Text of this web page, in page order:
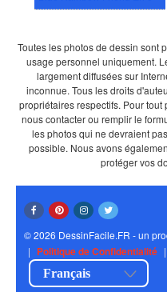
Toutes les photos de dessin sont
usage personnel uniquement.
largement diffusées sur
inconnue. Tous les droits
propriétaires respectifs. Pour
nous contacter ou remplir le
les photos qui ne devraient
possible. Nous avons
protéger vos
© 2026 DessinFacile.FR - un
| Politique de Confidentialité |
Français